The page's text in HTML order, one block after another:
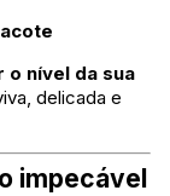
o nível da sua
delicada e
impecável